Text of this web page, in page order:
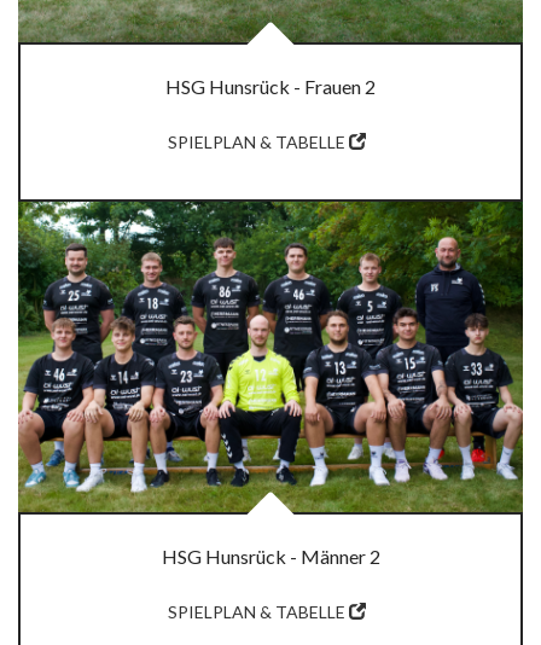
HSG Hunsrück - Frauen 2
SPIELPLAN & TABELLE
HSG Hunsrück - Männer 2
SPIELPLAN & TABELLE